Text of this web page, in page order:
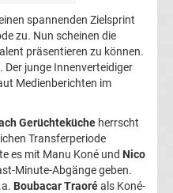
spannenden Zielsprint
zu. Nun scheinen die
präsentieren zu können.
. Der junge Innenverteidiger
Medienberichten im
Gerüchteküche herrscht
Transferperiode
es mit Manu Koné und Nico
Minute-Abgänge geben.
Boubacar Traoréals Koné-